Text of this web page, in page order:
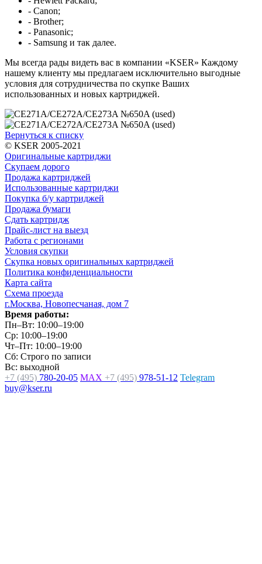
- Canon;
- Brother;
- Panasonic;
- Samsung и так далее.
Мы всегда рады видеть вас в компании «KSER» Каждому
нашему клиенту мы предлагаем исключительно выгодные
условия для сотрудничества по скупке Ваших
использованных и новых картриджей.
Вернуться к списку
© KSER 2005-2021
Оригинальные картриджи
Скупаем дорого
Продажа картриджей
Использованные картриджи
Покупка б/у картриджей
Продажа бумаги
Сдать картридж
Прайс-лист на выезд
Работа с регионами
Условия скупки
Скупка новых оригинальных картриджей
Политика конфиденциальности
Карта сайта
Схема проезда
г.Москва, Новопесчаная, дом 7
Время работы:
Пн–Вт: 10:00–19:00
Ср: 10:00–19:00
Чт–Пт: 10:00–19:00
Сб: Строго по записи
Вс: выходной
+7 (495) 780-20-05 MAX +7 (495) 978-51-12 Telegram
buy@kser.ru